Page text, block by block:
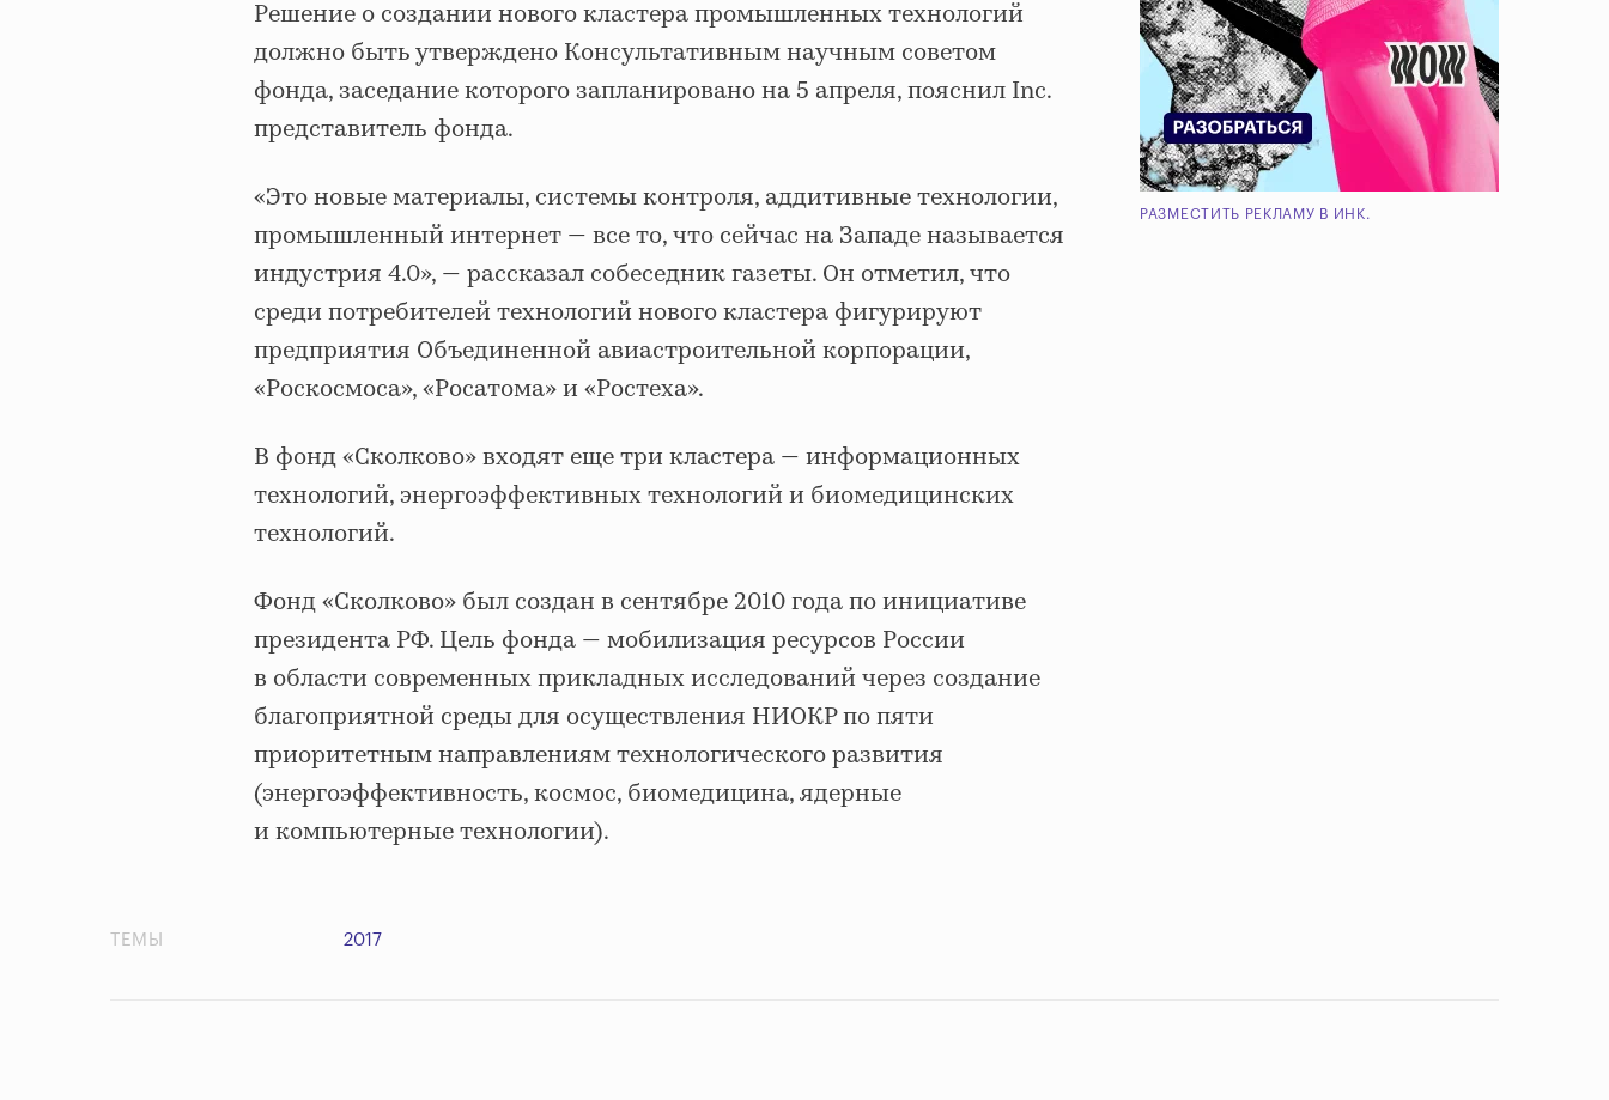
Решение о создании нового кластера промышленных технологий
должно быть утверждено Консультативным научным советом
фонда, заседание которого запланировано на 5 апреля, пояснил Inc.
представитель фонда.
«Это новые материалы, системы контроля, аддитивные технологии,
промышленный интернет — все то, что сейчас на Западе называется
индустрия 4.0», — рассказал собеседник газеты. Он отметил, что
среди потребителей технологий нового кластера фигурируют
предприятия Объединенной авиастроительной корпорации,
«Роскосмоса», «Росатома» и «Ростеха».
В фонд «Сколково» входят еще три кластера — информационных
технологий, энергоэффективных технологий и биомедицинских
технологий.
Фонд «Сколково» был создан в сентябре 2010 года по инициативе
президента РФ. Цель фонда — мобилизация ресурсов России
в области современных прикладных исследований через создание
благоприятной среды для осуществления НИОКР по пяти
приоритетным направлениям технологического развития
(энергоэффективность, космос, биомедицина, ядерные
и компьютерные технологии).
РАЗМЕСТИТЬ РЕКЛАМУ В ИНК.
ТЕМЫ 2017